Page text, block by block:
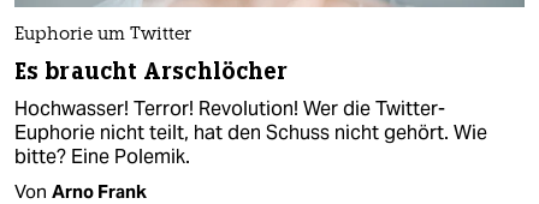
Euphorie um Twitter
Es braucht Arschlöcher
Hochwasser! Terror! Revolution! Wer die Twitter-
Euphorie nicht teilt, hat den Schuss nicht gehört. Wie
bitte? Eine Polemik.
Von Arno Frank